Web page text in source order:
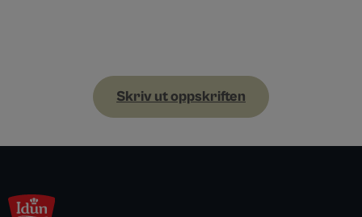
Skriv ut oppskriften